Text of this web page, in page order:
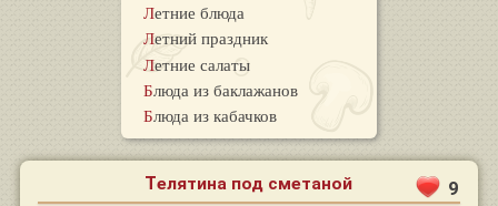
Летние блюда
Летний праздник
Летние салаты
Блюда из баклажанов
Блюда из кабачков
Телятина под сметаной 9